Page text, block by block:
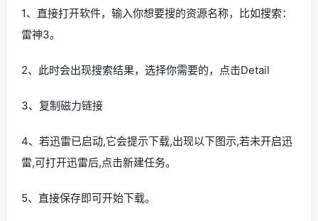
1、直接打开软件，输入你想要搜的资源名称，比如搜索：
雷神3。
2、此时会出现搜索结果，选择你需要的，点击Detail
3、复制磁力链接
4、若迅雷已启动,它会提示下载,出现以下图示,若未开启迅
雷,可打开迅雷后,点击新建任务。
5、直接保存即可开始下载。